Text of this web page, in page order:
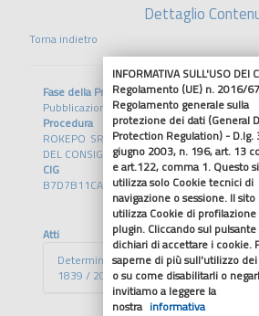
Dettaglio
Torna indietro
Fase della Procedura
Pubblicazione - Documenti di gara
Procedura
ROKEPO SRL - FORNITURA DI
DEL CONSIGLIO
CIG
B7D7B11CA5
Atti
Determina con impegno di spesa
1839 / 2025 Determinazioni Dirigenziali
INFORMATIVA SULL'USO DEI
Regolamento (UE) n. 2016/
Regolamento generale sulla
protezione dei dati (General
Protection Regulation) - D.lg.
giugno 2003, n. 196, art. 13
e art.122, comma 1. Questo
utilizza solo Cookie tecnici di
navigazione o sessione. Il
utilizza Cookie di profilazione
plugin. Cliccando sul
dichiari di accettare i cookie.
saperne di più sull'utilizzo
o su come disabilitarli o
invitiamo a leggere la
nostra informativa